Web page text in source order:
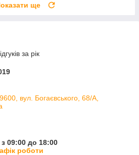
ще
за рік
вул. Богаєвського, 68/А,
09:00 до 18:00
роботи